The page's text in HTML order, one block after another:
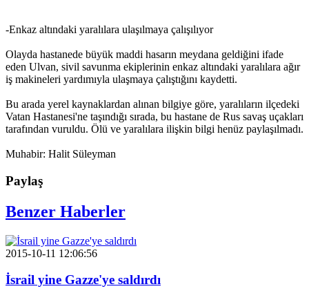
-Enkaz altındaki yaralılara ulaşılmaya çalışılıyor
Olayda hastanede büyük maddi hasarın meydana geldiğini ifade
eden Ulvan, sivil savunma ekiplerinin enkaz altındaki yaralılara ağır
iş makineleri yardımıyla ulaşmaya çalıştığını kaydetti.
Bu arada yerel kaynaklardan alınan bilgiye göre, yaralıların ilçedeki
Vatan Hastanesi'ne taşındığı sırada, bu hastane de Rus savaş uçakları
tarafından vuruldu. Ölü ve yaralılara ilişkin bilgi henüz paylaşılmadı.
Muhabir: Halit Süleyman
Paylaş
Benzer Haberler
2015-10-11 12:06:56
İsrail yine Gazze'ye saldırdı